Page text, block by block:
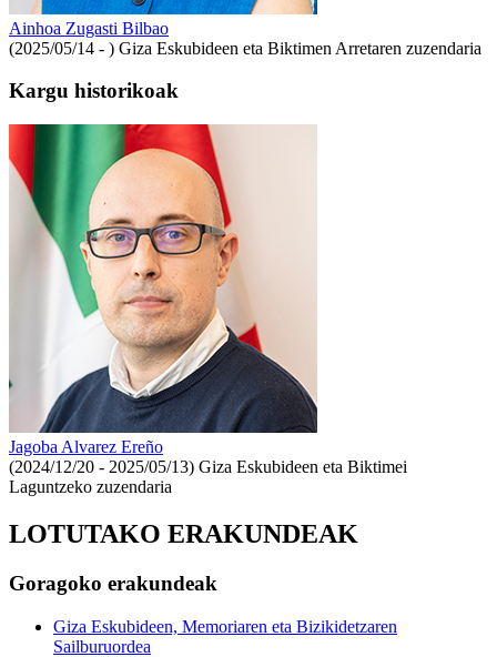
Ainhoa Zugasti Bilbao
(2025/05/14 - ) Giza Eskubideen eta Biktimen Arretaren zuzendaria
Kargu historikoak
Jagoba Alvarez Ereño
(2024/12/20 - 2025/05/13) Giza Eskubideen eta Biktimei
Laguntzeko zuzendaria
LOTUTAKO ERAKUNDEAK
Goragoko erakundeak
Giza Eskubideen, Memoriaren eta Bizikidetzaren
Sailburuordea